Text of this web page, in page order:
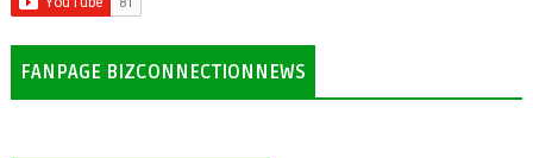
FANPAGE BIZCONNECTIONNEWS